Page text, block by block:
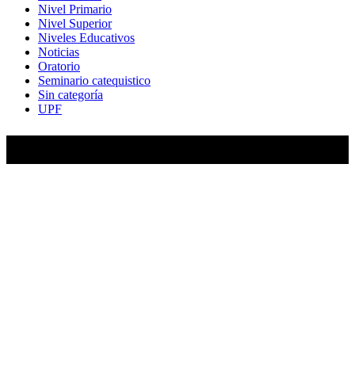
Nivel Primario
Nivel Superior
Niveles Educativos
Noticias
Oratorio
Seminario catequistico
Sin categoría
UPF